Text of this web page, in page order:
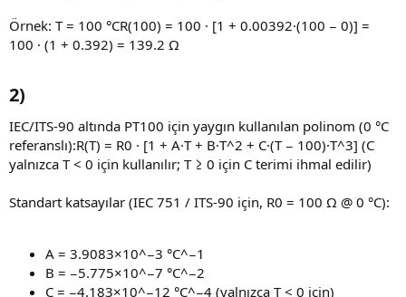
Örnek: T = 100 °CR(100) = 100 · [1 + 0.00392·(100 − 0)] =
100 · (1 + 0.392) = 139.2 Ω
2)​
IEC/ITS-90 altında PT100 için yaygın kullanılan polinom (0 °C
referanslı):R(T) = R0 · [1 + A·T + B·T^2 + C·(T − 100)·T^3] (C
yalnızca T < 0 için kullanılır; T ≥ 0 için C terimi ihmal edilir)
Standart katsayılar (IEC 751 / ITS-90 için, R0 = 100 Ω @ 0 °C):
A = 3.9083×10^−3 °C^−1
B = −5.775×10^−7 °C^−2
C = −4.183×10^−12 °C^−4 (yalnızca T < 0 için)